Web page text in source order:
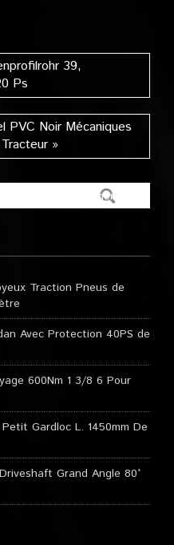
39,
Ps
PVC Noir Mécaniques
»
Traction Pneus de
Avec Protection 40PS de
600Nm 1 3/8 6 Pour
Gardloc L. 1450mm De
Grand Angle 80°